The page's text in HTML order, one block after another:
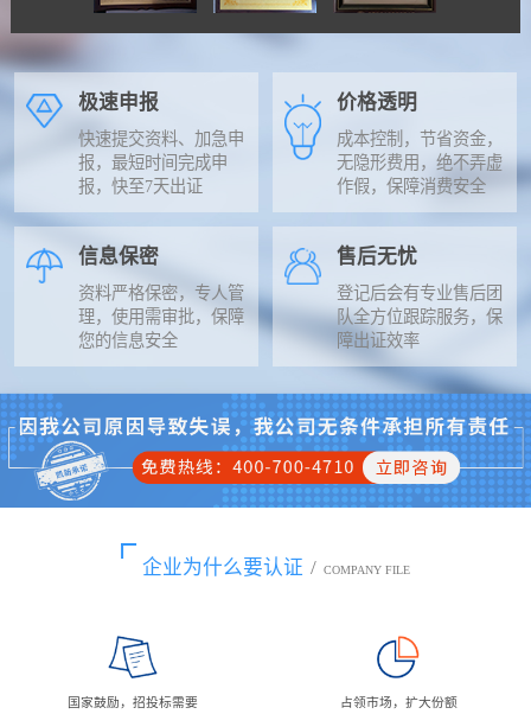
极速申报
快速提交资料、加急申
报，最短时间完成申
报，快至7天出证
价格透明
成本控制，节省资金，
无隐形费用，绝不弄虚
作假，保障消费安全
信息保密
资料严格保密，专人管
理，使用需审批，保障
您的信息安全
售后无忧
登记后会有专业售后团
队全方位跟踪服务，保
障出证效率
企业为什么要认证 / COMPANY FILE
国家鼓励，招投标需要 占领市场，扩大份额